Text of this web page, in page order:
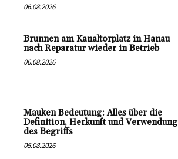
06.08.2026
Brunnen am Kanaltorplatz in Hanau
nach Reparatur wieder in Betrieb
06.08.2026
Mauken Bedeutung: Alles über die
Definition, Herkunft und Verwendung
des Begriffs
05.08.2026